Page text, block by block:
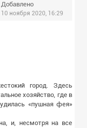
Добавлено
10 ноября 2020, 16:29
город. Здесь
хозяйство, где в
«пушная фея»
и, несмотря на все